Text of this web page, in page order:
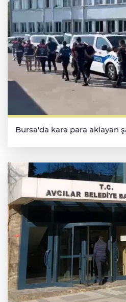
Bursa'da kara para aklayan